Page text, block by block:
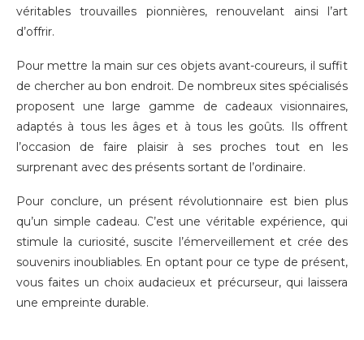
véritables trouvailles pionnières, renouvelant ainsi l’art
d’offrir.
Pour mettre la main sur ces objets avant-coureurs, il suffit
de chercher au bon endroit. De nombreux sites spécialisés
proposent une large gamme de cadeaux visionnaires,
adaptés à tous les âges et à tous les goûts. Ils offrent
l’occasion de faire plaisir à ses proches tout en les
surprenant avec des présents sortant de l’ordinaire.
Pour conclure, un présent révolutionnaire est bien plus
qu’un simple cadeau. C’est une véritable expérience, qui
stimule la curiosité, suscite l’émerveillement et crée des
souvenirs inoubliables. En optant pour ce type de présent,
vous faites un choix audacieux et précurseur, qui laissera
une empreinte durable.